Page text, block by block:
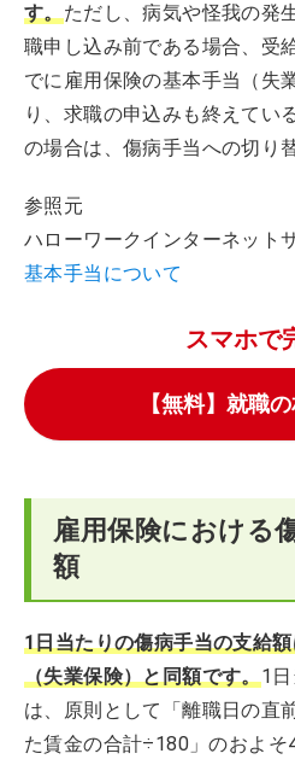
す。ただし、病気や怪我の発
職申し込み前である場合、受
でに雇用保険の基本手当（失
り、求職の申込みも終えてい
の場合は、傷病手当への切り
参照元
ハローワークインターネット
基本手当について
スマホで
【無料】就職
雇用保険における
額
1日当たりの傷病手当の支給
（失業保険）と同額です。1
は、原則として「離職日の直
た賃金の合計÷180」のおよそ